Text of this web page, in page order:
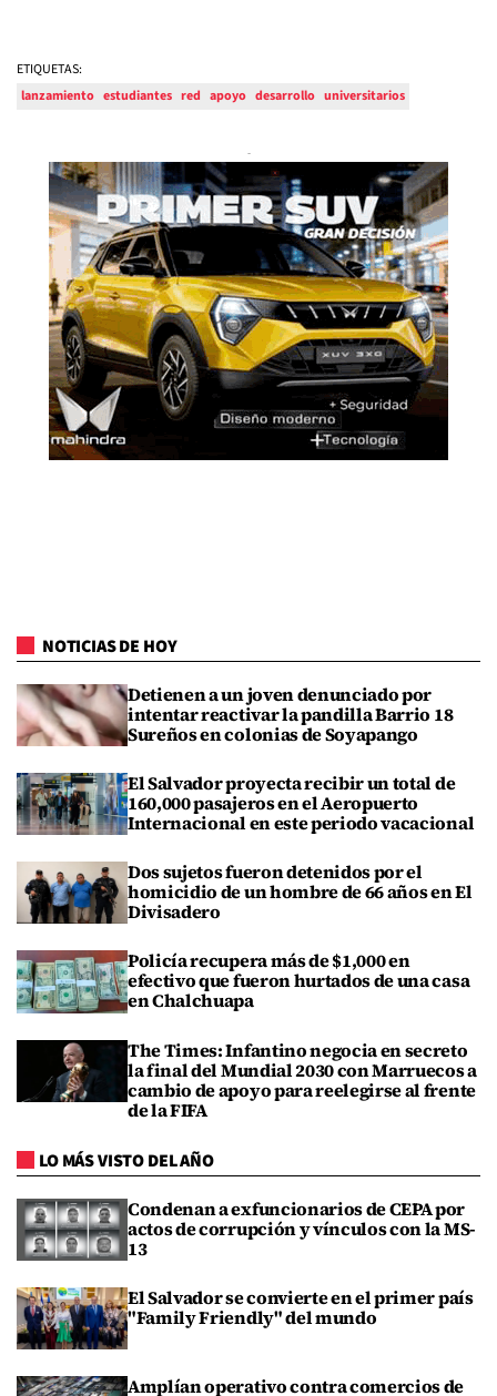
ETIQUETAS:
lanzamiento estudiantes red apoyo desarrollo universitarios
NOTICIAS DE HOY
Detienen a un joven denunciado por
intentar reactivar la pandilla Barrio 18
Sureños en colonias de Soyapango
El Salvador proyecta recibir un total de
160,000 pasajeros en el Aeropuerto
Internacional en este periodo vacacional
Dos sujetos fueron detenidos por el
homicidio de un hombre de 66 años en El
Divisadero
Policía recupera más de $1,000 en
efectivo que fueron hurtados de una casa
en Chalchuapa
The Times: Infantino negocia en secreto
la final del Mundial 2030 con Marruecos a
cambio de apoyo para reelegirse al frente
de la FIFA
LO MÁS VISTO DEL AÑO
Condenan a exfuncionarios de CEPA por
actos de corrupción y vínculos con la MS-
13
El Salvador se convierte en el primer país
"Family Friendly" del mundo
Amplían operativo contra comercios de